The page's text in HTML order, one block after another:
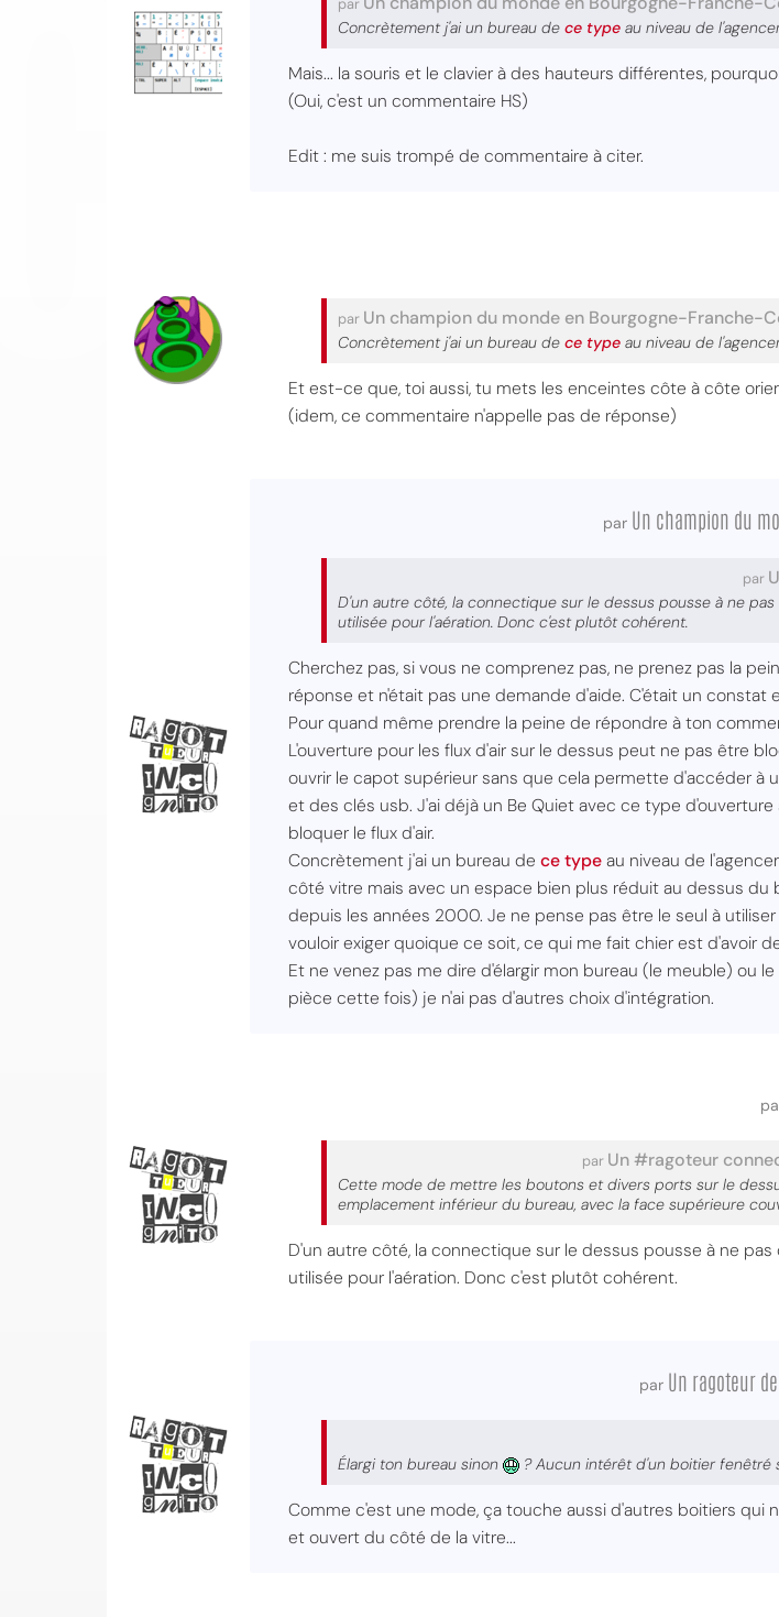
par
Concrètement j'ai un bureau de ce type au niveau de
Mais... la souris et le clavier à des hauteurs différentes,
(Oui, c'est un commentaire HS)
Edit : me suis trompé de commentaire à citer.
par Un champion du monde en Bourgogne-Franche-
Concrètement j'ai un bureau de ce type au niveau de
Et est-ce que, toi aussi, tu mets les enceintes côte à côte
(idem, ce commentaire n'appelle pas de réponse)
par Un champion du
par
D'un autre côté, la connectique sur le dessus pousse à ne
utilisée pour l'aération. Donc c'est plutôt cohérent.
Cherchez pas, si vous ne comprenez pas, ne prenez pas la
réponse et n'était pas une demande d'aide. C'était un constat
Pour quand même prendre la peine de répondre à ton
L'ouverture pour les flux d'air sur le dessus peut ne pas être
ouvrir le capot supérieur sans que cela permette d'accéder
et des clés usb. J'ai déjà un Be Quiet avec ce type
bloquer le flux d'air.
Concrètement j'ai un bureau de ce typeau niveau de
côté vitre mais avec un espace bien plus réduit au dessus
depuis les années 2000. Je ne pense pas être le seul à
vouloir exiger quoique ce soit, ce qui me fait chier est d'avoir
Et ne venez pas me dire d'élargir mon bureau (le meuble) ou
pièce cette fois) je n'ai pas d'autres choix d'intégration.
par Un #ragoteur
Cette mode de mettre les boutons et divers ports sur le
emplacement inférieur du bureau, avec la face supérieure
D'un autre côté, la connectique sur le dessus pousse à ne
utilisée pour l'aération. Donc c'est plutôt cohérent.
par Un ragoteur
Élargi ton bureau sinon ? Aucun intérêt d'un boitier fenêtré
Comme c'est une mode, ça touche aussi d'autres boitiers
et ouvert du côté de la vitre...